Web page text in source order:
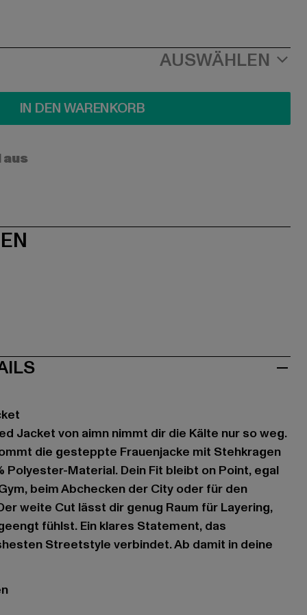
AUSWÄHLEN
IN DEN WARENKORB
Jacket von aimn nimmt dir die Kälte nur so weg.
die gesteppte Frauenjacke mit Stehkragen
Polyester-Material. Dein Fit bleibt on Point, egal
beim Abchecken der City oder für den
weite Cut lässt dir genug Raum für Layering,
fühlst. Ein klares Statement, das
Streetstyle verbindet. Ab damit in deine